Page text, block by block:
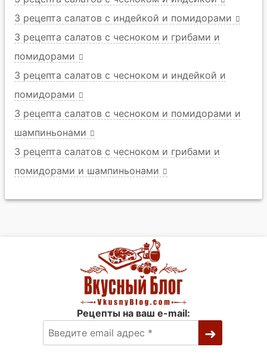
3 рецепта салатов с индейкой и помидорами
3 рецепта салатов с чесноком и грибами и
помидорами
3 рецепта салатов с чесноком и индейкой и
помидорами
3 рецепта салатов с чесноком и помидорами и
шампиньонами
3 рецепта салатов с чесноком и грибами и
помидорами и шампиньонами
Рецепты на ваш e-mail: